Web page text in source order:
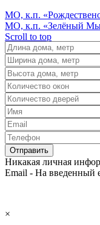
МО, к.п.
МО, к.п. «Зелёный
Никакая личная
Email - На введенный
×
Scroll to top